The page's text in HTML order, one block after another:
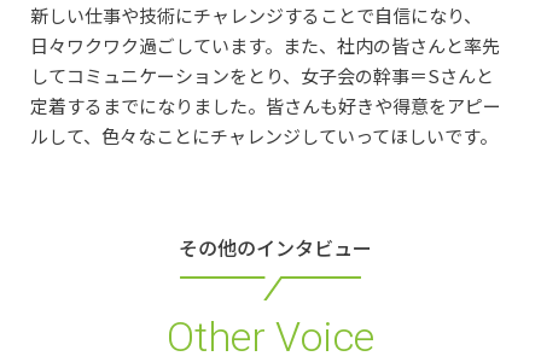
新しい仕事や技術にチャレンジすることで自信になり、
日々ワクワク過ごしています。また、社内の皆さんと率先
してコミュニケーションをとり、女子会の幹事＝Sさんと
定着するまでになりました。皆さんも好きや得意をアピー
ルして、色々なことにチャレンジしていってほしいです。
その他のインタビュー
Other Voice